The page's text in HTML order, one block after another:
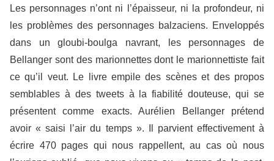
Les personnages n’ont ni l’épaisseur, ni la profondeur, ni
les problèmes des personnages balzaciens. Enveloppés
dans un gloubi-boulga navrant, les personnages de
Bellanger sont des marionnettes dont le marionnettiste fait
ce qu’il veut. Le livre empile des scènes et des propos
semblables à des tweets à la fiabilité douteuse, qui se
présentent comme exacts. Aurélien Bellanger prétend
avoir « saisi l’air du temps ». Il parvient effectivement à
écrire 470 pages qui nous rappellent, au cas où nous